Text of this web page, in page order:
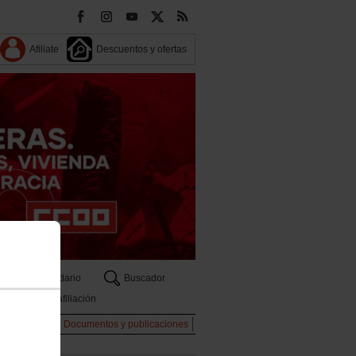
Afiliate Descuentos y ofertas
Calendario
Buscador
Zona afiliación
Documentos y publicaciones